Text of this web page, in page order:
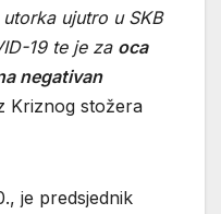
ujutro u SKB
19 te je za oca
negativan
Kriznog stožera
je predsjednik